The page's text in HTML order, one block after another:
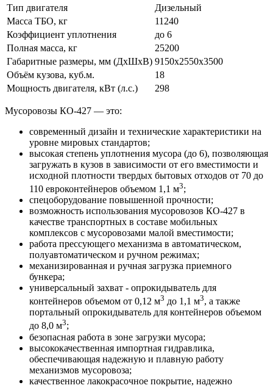
Тип двигателя
Дизельный
Масса ТБО, кг
11240
Коэффициент уплотнения
до 6
Полная масса, кг
25200
Габаритные размеры, мм (ДхШхВ) 9150х2550х3500
Объём кузова, куб.м.
18
Мощность двигателя, кВт (л.с.)
298
Мусоровозы КО-427 — это:
современный дизайн и технические характеристики на
уровне мировых стандартов;
высокая степень уплотнения мусора (до 6), позволяющая
загружать в кузов в зависимости от его вместимости и
исходной плотности твердых бытовых отходов от 70 до
110 евроконтейнеров объемом 1,1 м3;
спецоборудование повышенной прочности;
возможность использования мусоровозов КО-427 в
качестве транспортных в составе мобильных
комплексов с мусоровозами малой вместимости;
работа прессующего механизма в автоматическом,
полуавтоматическом и ручном режимах;
механизированная и ручная загрузка приемного
бункера;
универсальный захват - опрокидыватель для
контейнеров объемом от 0,12 м3 до 1,1 м3, а также
портальный опрокидыватель для контейнеров объемом
до 8,0 м3;
безопасная работа в зоне загрузки мусора;
высококачественная импортная гидравлика,
обеспечивающая надежную и плавную работу
механизмов мусоровоза;
качественное лакокрасочное покрытие, надежно